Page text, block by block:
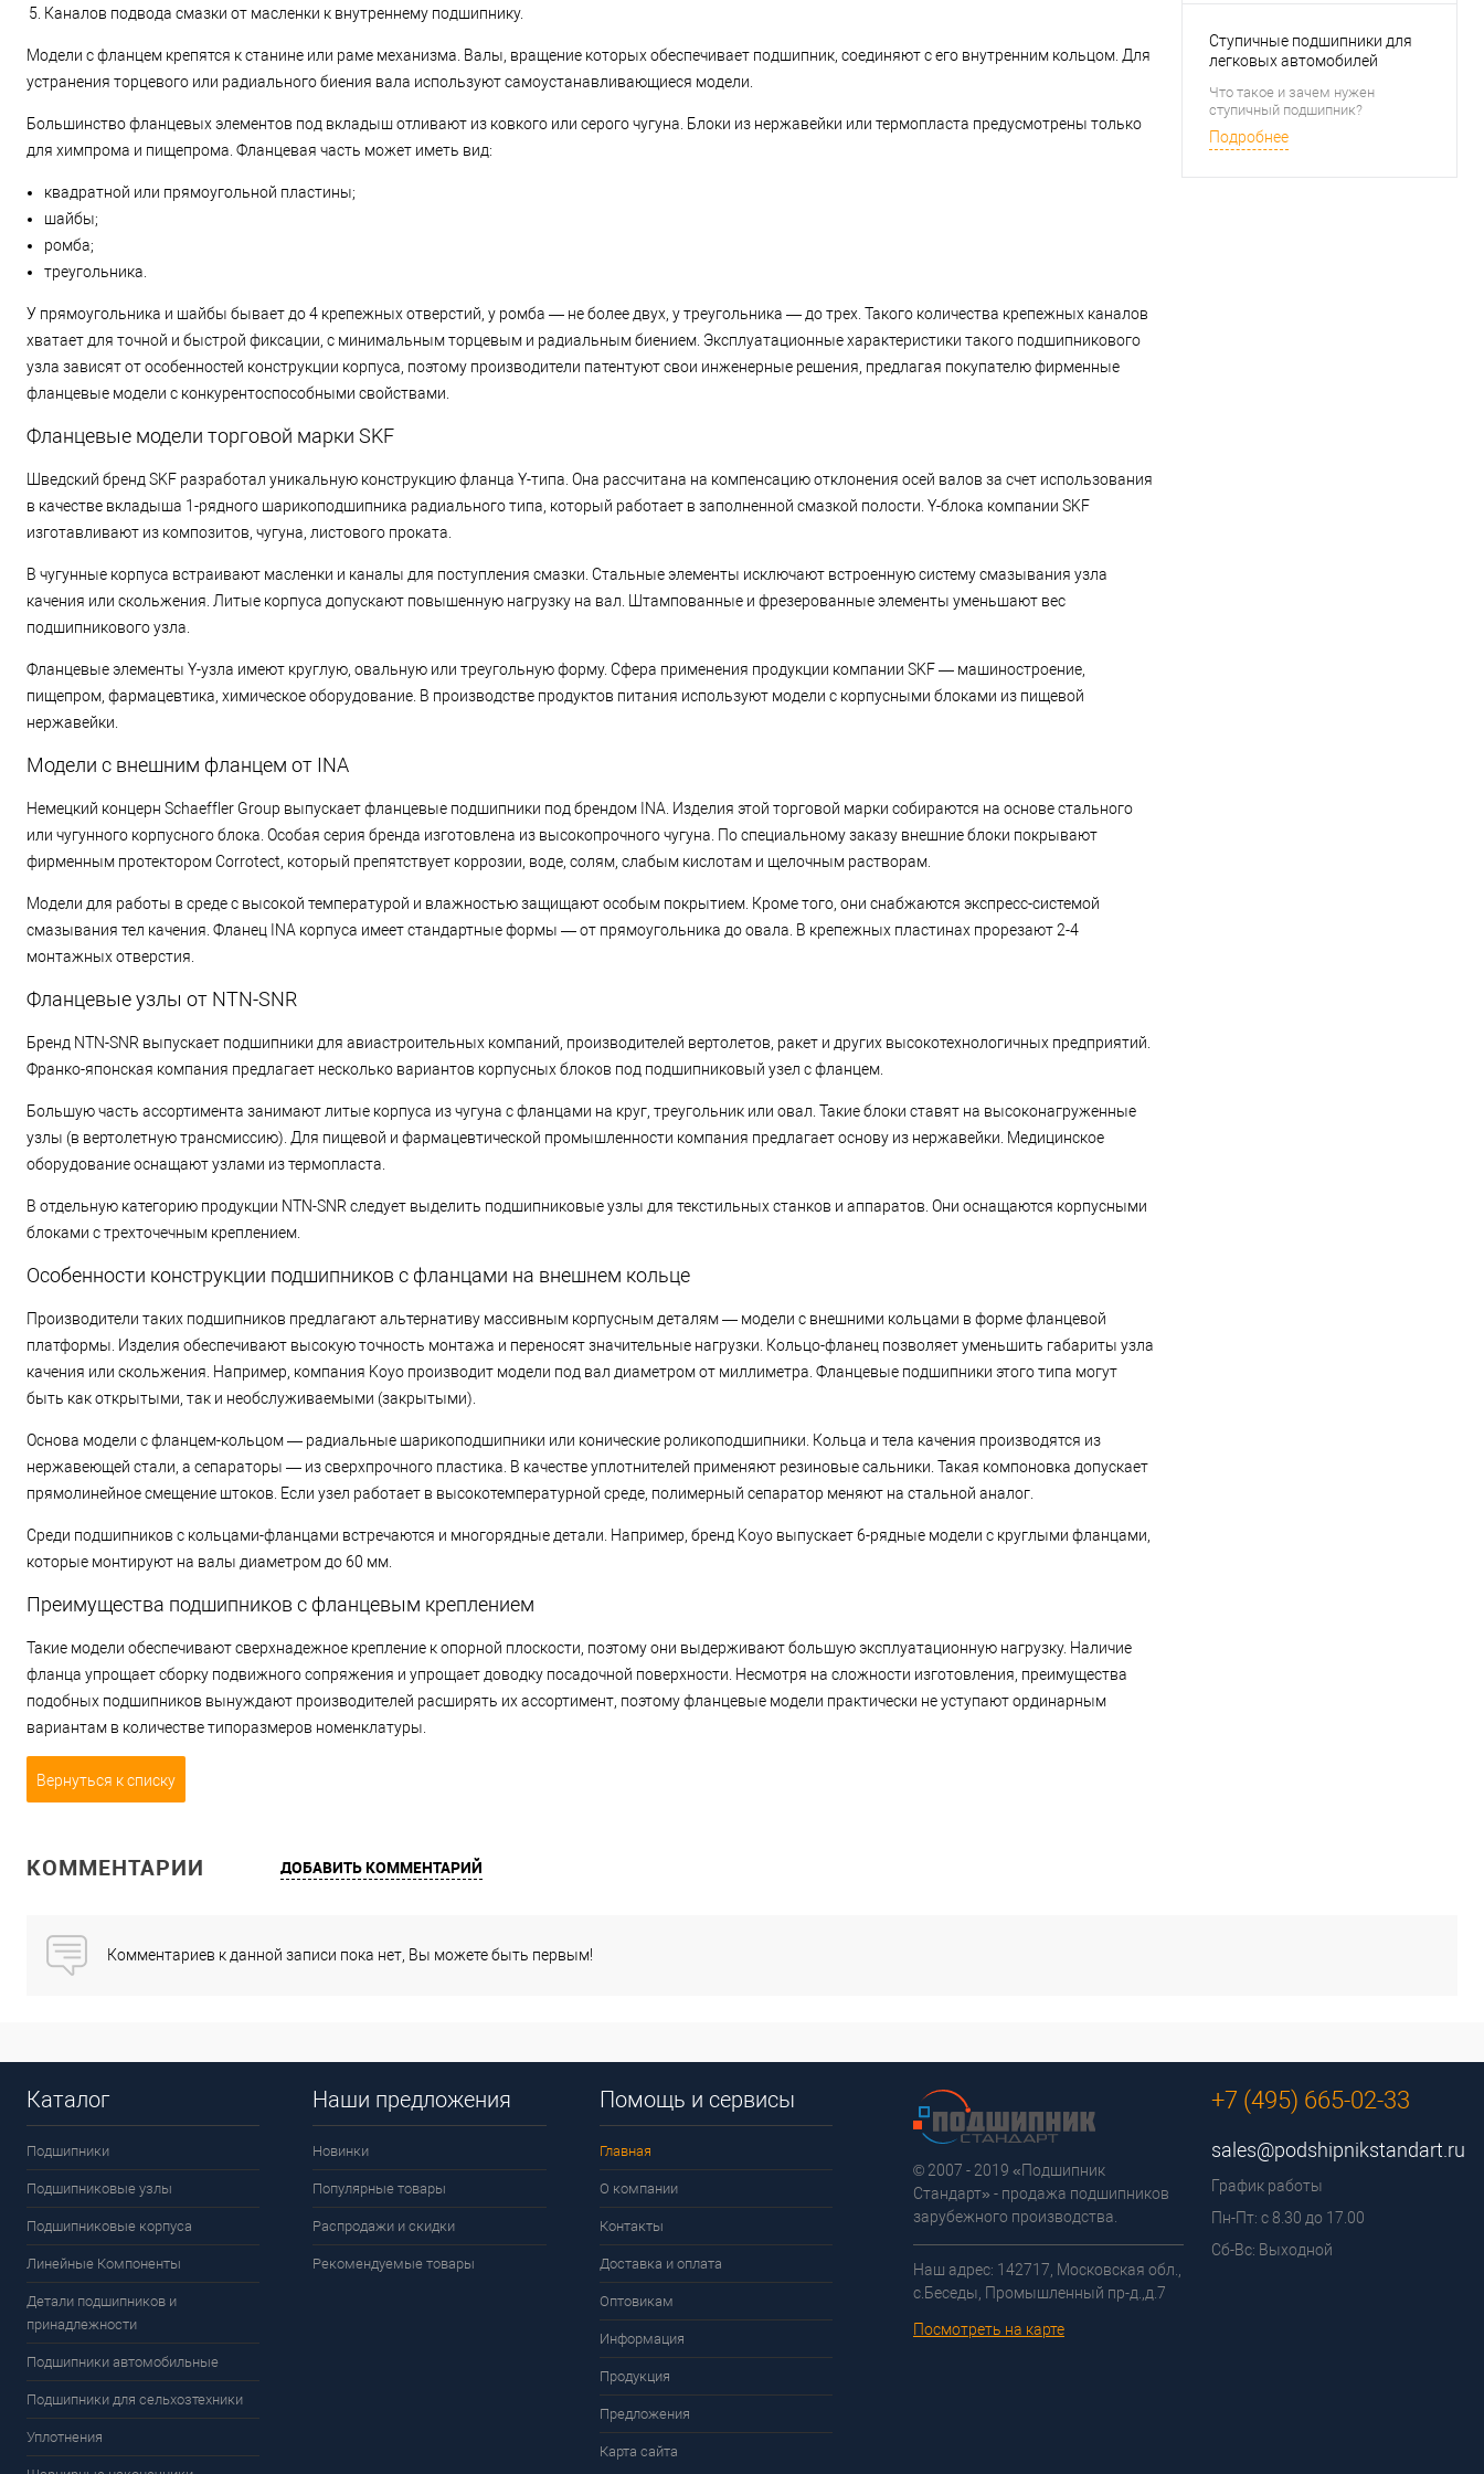
Каналов подвода смазки от масленки к внутреннему подшипнику.
Модели с фланцем крепятся к станине или раме механизма. Валы, вращение которых обеспечивает подшипник, соединяют с его внутренним кольцом. Для
устранения торцевого или радиального биения вала используют самоустанавливающиеся модели.
Большинство фланцевых элементов под вкладыш отливают из ковкого или серого чугуна. Блоки из нержавейки или термопласта предусмотрены только
для химпрома и пищепрома. Фланцевая часть может иметь вид:
квадратной или прямоугольной пластины;
шайбы;
ромба;
треугольника.
У прямоугольника и шайбы бывает до 4 крепежных отверстий, у ромба — не более двух, у треугольника — до трех. Такого количества крепежных каналов
хватает для точной и быстрой фиксации, с минимальным торцевым и радиальным биением. Эксплуатационные характеристики такого подшипникового
узла зависят от особенностей конструкции корпуса, поэтому производители патентуют свои инженерные решения, предлагая покупателю фирменные
фланцевые модели с конкурентоспособными свойствами.
Фланцевые модели торговой марки SKF
Шведский бренд SKF разработал уникальную конструкцию фланца Y-типа. Она рассчитана на компенсацию отклонения осей валов за счет использования
в качестве вкладыша 1-рядного шарикоподшипника радиального типа, который работает в заполненной смазкой полости. Y-блока компании SKF
изготавливают из композитов, чугуна, листового проката.
В чугунные корпуса встраивают масленки и каналы для поступления смазки. Стальные элементы исключают встроенную систему смазывания узла
качения или скольжения. Литые корпуса допускают повышенную нагрузку на вал. Штампованные и фрезерованные элементы уменьшают вес
подшипникового узла.
Фланцевые элементы Y-узла имеют круглую, овальную или треугольную форму. Сфера применения продукции компании SKF — машиностроение,
пищепром, фармацевтика, химическое оборудование. В производстве продуктов питания используют модели с корпусными блоками из пищевой
нержавейки.
Модели с внешним фланцем от INA
Немецкий концерн Schaeffler Group выпускает фланцевые подшипники под брендом INA. Изделия этой торговой марки собираются на основе стального
или чугунного корпусного блока. Особая серия бренда изготовлена из высокопрочного чугуна. По специальному заказу внешние блоки покрывают
фирменным протектором Corrotect, который препятствует коррозии, воде, солям, слабым кислотам и щелочным растворам.
Модели для работы в среде с высокой температурой и влажностью защищают особым покрытием. Кроме того, они снабжаются экспресс-системой
смазывания тел качения. Фланец INA корпуса имеет стандартные формы — от прямоугольника до овала. В крепежных пластинах прорезают 2-4
монтажных отверстия.
Фланцевые узлы от NTN-SNR
Бренд NTN-SNR выпускает подшипники для авиастроительных компаний, производителей вертолетов, ракет и других высокотехнологичных предприятий.
Франко-японская компания предлагает несколько вариантов корпусных блоков под подшипниковый узел с фланцем.
Большую часть ассортимента занимают литые корпуса из чугуна с фланцами на круг, треугольник или овал. Такие блоки ставят на высоконагруженные
узлы (в вертолетную трансмиссию). Для пищевой и фармацевтической промышленности компания предлагает основу из нержавейки. Медицинское
оборудование оснащают узлами из термопласта.
В отдельную категорию продукции NTN-SNR следует выделить подшипниковые узлы для текстильных станков и аппаратов. Они оснащаются корпусными
блоками с трехточечным креплением.
Особенности конструкции подшипников с фланцами на внешнем кольце
Производители таких подшипников предлагают альтернативу массивным корпусным деталям — модели с внешними кольцами в форме фланцевой
платформы. Изделия обеспечивают высокую точность монтажа и переносят значительные нагрузки. Кольцо-фланец позволяет уменьшить габариты узла
качения или скольжения. Например, компания Koyo производит модели под вал диаметром от миллиметра. Фланцевые подшипники этого типа могут
быть как открытыми, так и необслуживаемыми (закрытыми).
Основа модели с фланцем-кольцом — радиальные шарикоподшипники или конические роликоподшипники. Кольца и тела качения производятся из
нержавеющей стали, а сепараторы — из сверхпрочного пластика. В качестве уплотнителей применяют резиновые сальники. Такая компоновка допускает
прямолинейное смещение штоков. Если узел работает в высокотемпературной среде, полимерный сепаратор меняют на стальной аналог.
Среди подшипников с кольцами-фланцами встречаются и многорядные детали. Например, бренд Koyo выпускает 6-рядные модели с круглыми фланцами,
которые монтируют на валы диаметром до 60 мм.
Преимущества подшипников с фланцевым креплением
Такие модели обеспечивают сверхнадежное крепление к опорной плоскости, поэтому они выдерживают большую эксплуатационную нагрузку. Наличие
фланца упрощает сборку подвижного сопряжения и упрощает доводку посадочной поверхности. Несмотря на сложности изготовления, преимущества
подобных подшипников вынуждают производителей расширять их ассортимент, поэтому фланцевые модели практически не уступают ординарным
вариантам в количестве типоразмеров номенклатуры.
Вернуться к списку
специализированные
Ступичные подшипники для
легковых автомобилей
Что такое и зачем нужен
ступичный подшипник?
Подробнее
КОММЕНТАРИИ ДОБАВИТЬ КОММЕНТАРИЙ
Комментариев к данной записи пока нет, Вы можете быть первым!
Каталог
Подшипники
Подшипниковые узлы
Подшипниковые корпуса
Линейные Компоненты
Детали подшипников и
принадлежности
Подшипники автомобильные
Подшипники для сельхозтехники
Уплотнения
Наши предложения
Новинки
Популярные товары
Распродажи и скидки
Рекомендуемые товары
Помощь и сервисы
Главная
О компании
Контакты
Доставка и оплата
Оптовикам
Информация
Продукция
Предложения
Карта сайта
© 2007 - 2019 «Подшипник
Стандарт» - продажа подшипников
зарубежного производства.
Наш адрес: 142717, Московская обл.,
с.Беседы, Промышленный пр-д.,д.7
Посмотреть на карте
+7 (495) 665-02-33
sales@podshipnikstandart.ru
График работы
Пн-Пт: с 8.30 до 17.00
Сб-Вс: Выходной